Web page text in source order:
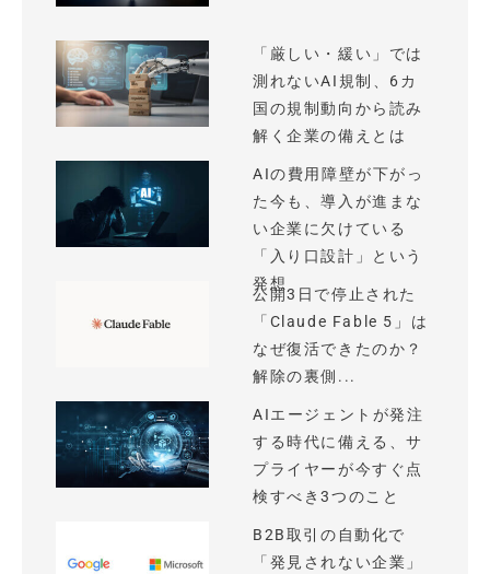
「厳しい・緩い」では
測れないAI規制、6カ
国の規制動向から読み
解く企業の備えとは
AIの費用障壁が下がっ
た今も、導入が進まな
い企業に欠けている
「入り口設計」という
発想
公開3日で停止された
「Claude Fable 5」は
なぜ復活できたのか？
解除の裏側...
AIエージェントが発注
する時代に備える、サ
プライヤーが今すぐ点
検すべき3つのこと
B2B取引の自動化で
「発見されない企業」